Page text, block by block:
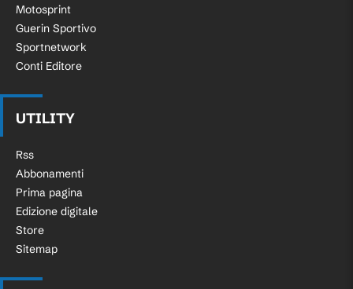
Motosprint
Guerin Sportivo
Sportnetwork
Conti Editore
UTILITY
Rss
Abbonamenti
Prima pagina
Edizione digitale
Store
Sitemap